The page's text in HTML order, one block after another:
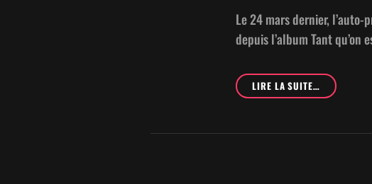
Le 24 mars dernier,
depuis l’album Tant qu’on
LIRE LA SUITE…HUGO
TSR,
BONNE